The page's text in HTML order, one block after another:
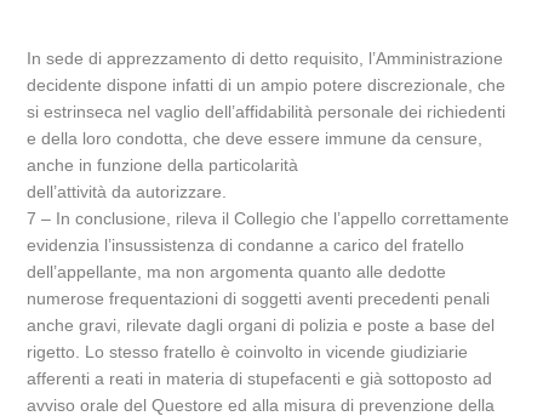
In sede di apprezzamento di detto requisito, l’Amministrazione
decidente dispone infatti di un ampio potere discrezionale, che
si estrinseca nel vaglio dell’affidabilità personale dei richiedenti
e della loro condotta, che deve essere immune da censure,
anche in funzione della particolarità
dell’attività da autorizzare.
7 – In conclusione, rileva il Collegio che l’appello correttamente
evidenzia l’insussistenza di condanne a carico del fratello
dell’appellante, ma non argomenta quanto alle dedotte
numerose frequentazioni di soggetti aventi precedenti penali
anche gravi, rilevate dagli organi di polizia e poste a base del
rigetto. Lo stesso fratello è coinvolto in vicende giudiziarie
afferenti a reati in materia di stupefacenti e già sottoposto ad
avviso orale del Questore ed alla misura di prevenzione della